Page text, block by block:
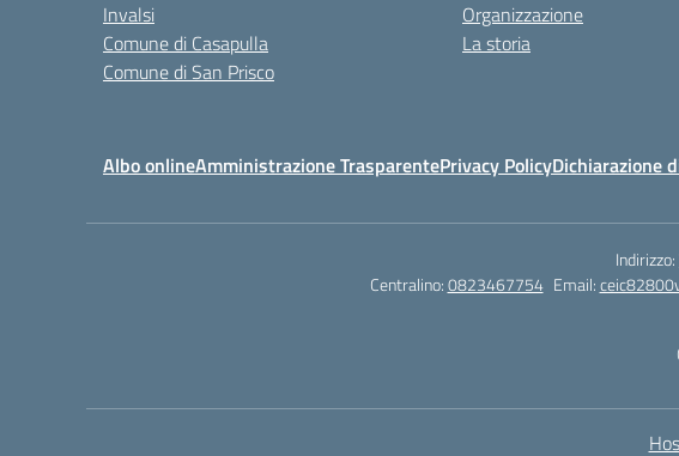
Invalsi
Comune di Casapulla
Comune di San Prisco
Organizzazione
La storia
Albo onlineAmministrazione TrasparentePrivacy PolicyDichiarazione
Indirizzo:
Centralino:0823467754 Email: